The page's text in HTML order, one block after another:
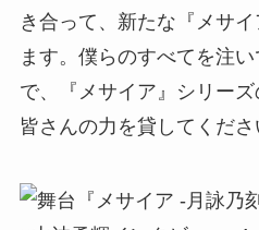
き合って、新たな『メサ
ます。僕らのすべてを注
で、『メサイア』シリー
皆さんの力を貸してくださ